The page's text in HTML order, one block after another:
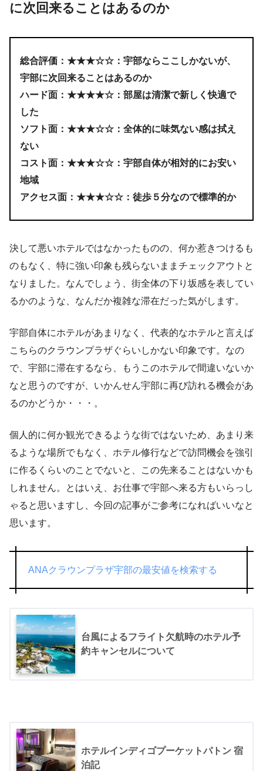
に次回来ることはあるのか
総合評価：★★★☆☆：宇部ならここしかないが、
宇部に次回来ることはあるのか
ハード面：★★★★☆：部屋は清潔で新しく快適で
した
ソフト面：★★★☆☆：全体的に味気ない感は拭え
ない
コスト面：★★★☆☆：宇部自体が相対的にお安い
地域
アクセス面：★★★☆☆：徒歩５分なので標準的か
決して悪いホテルではなかったものの、何か惹きつけるも
のもなく、特に強い印象も残らないままチェックアウトと
なりました。なんでしょう、街全体の下り坂感を表してい
るかのような、なんだか複雑な滞在だった気がします。
宇部自体にホテルがあまりなく、代表的なホテルと言えば
こちらのクラウンプラザぐらいしかない印象です。なの
で、宇部に滞在するなら、もうこのホテルで間違いないか
なと思うのですが、いかんせん宇部に再び訪れる機会があ
るのかどうか・・・。
個人的に何か観光できるような街ではないため、あまり来
るような場所でもなく、ホテル修行などで訪問機会を強引
に作るくらいのことでないと、この先来ることはないかも
しれません。とはいえ、お仕事で宇部へ来る方もいらっし
ゃると思いますし、今回の記事がご参考になればいいなと
思います。
ANAクラウンプラザ宇部の最安値を検索する
台風によるフライト欠航時のホテル予
約キャンセルについて
ホテルインディゴプーケットパトン 宿
泊記